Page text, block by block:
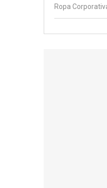
Ropa